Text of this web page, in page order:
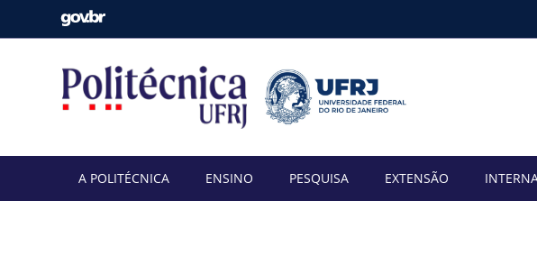
A POLITÉCNICA ENSINO PESQUISA EXTENSÃO